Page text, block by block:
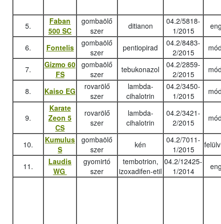
5.
Faban
500 SC
gombaölő
szer
ditianon
04.2/5818-
1/2015
6. Fontelis
gombaölő
szer
pentiopirad
04.2/8483-
2/2015
7.
Gizmo 60
FS
gombaölő
szer
tebukonazol
04.2/2859-
2/2015
8. Kaiso EG
rovarölő
szer
lambda-
cihalotrin
04.2/3450-
1/2015
9.
Karate
Zeon 5
CS
rovarölő
szer
lambda-
cihalotrin
04.2/3421-
2/2015
10.
Kumulus
S
gombaölő
szer
kén
04.2/7011-
1/2015
11.
Laudis
WG
gyomirtó
szer
tembotrion,
izoxadifen-etil
04.2/12425-
1/2014